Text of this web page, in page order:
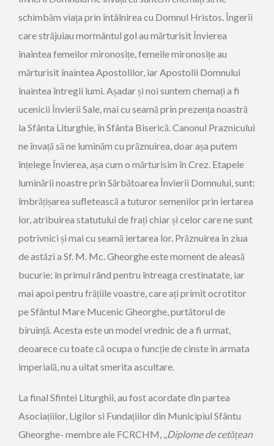
schimbăm viața prin întâlnirea cu Domnul Hristos. Îngerii
care străjuiau mormântul gol au mărturisit Învierea
înaintea femeilor mironosițe, femeile mironosițe au
mărturisit înaintea Apostolilor, iar Apostolii Domnului
înaintea întregii lumi. Așadar și noi suntem chemați a fi
ucenicii Învierii Sale, mai cu seamă prin prezența noastră
la Sfânta Liturghie, în Sfânta Biserică. Canonul Praznicului
ne învață să ne luminăm cu prăznuirea, doar așa putem
înțelege Învierea, așa cum o mărturisim în Crez. Etapele
luminării noastre prin Sărbătoarea Învierii Domnului, sunt:
îmbrățișarea sufletească a tuturor semenilor prin iertarea
lor, atribuirea statutului de frați chiar și celor care ne sunt
potrivnici și mai cu seamă iertarea lor. Prăznuirea în ziua
de astăzi a Sf. M. Mc. Gheorghe este moment de aleasă
bucurie: în primul rând pentru întreaga crestinatate, iar
mai apoi pentru frățiile voastre, care ați primit ocrotitor
pe Sfântul Mare Mucenic Gheorghe, purtătorul de
biruință. Acesta este un model vrednic de a fi urmat,
deoarece cu toate că ocupa o funcție de cinste în armata
imperială, nu a uitat smerita ascultare.
La final Sfintei Liturghii, au fost acordate din partea
Asociațiilor, Ligilor si Fundațiilor din Municipiul Sfântu
Gheorghe- membre ale FCRCHM, ,,Diplome de cetățean